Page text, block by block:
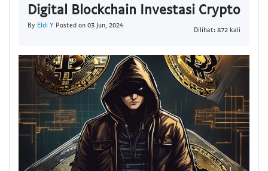
Digital Blockchain Investasi Crypto
By Eldi Y Posted on 03 Jun, 2024
Dilihat: 872 kali